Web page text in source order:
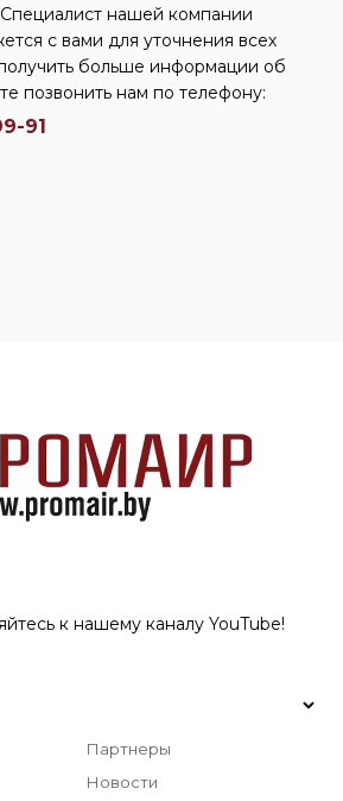
нашей компании
с вами для уточнения всех
больше информации об
позвонить нам по телефону:
91
к нашему каналу YouTube!
Партнеры
Новости